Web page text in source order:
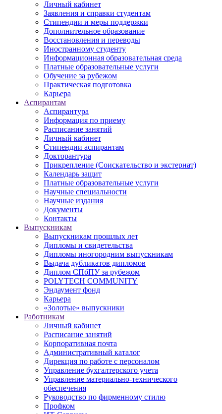
Личный кабинет
Заявления и справки студентам
Стипендии и меры поддержки
Дополнительное образование
Восстановления и переводы
Иностранному студенту
Информационная образовательная среда
Платные образовательные услуги
Обучение за рубежом
Практическая подготовка
Карьера
Аспирантам
Аспирантура
Информация по приему
Расписание занятий
Личный кабинет
Стипендии аспирантам
Докторантура
Прикрепление (Соискательство и экстернат)
Календарь защит
Платные образовательные услуги
Научные специальности
Научные издания
Документы
Контакты
Выпускникам
Выпускникам прошлых лет
Дипломы и свидетельства
Дипломы иногородним выпускникам
Выдача дубликатов дипломов
Диплом СПбПУ за рубежом
POLYTECH COMMUNITY
Эндаумент фонд
Карьера
«Золотые» выпускники
Работникам
Личный кабинет
Расписание занятий
Корпоративная почта
Административный каталог
Дирекция по работе с персоналом
Управление бухгалтерского учета
Управление материально-технического
обеспечения
Руководство по фирменному стилю
Профком